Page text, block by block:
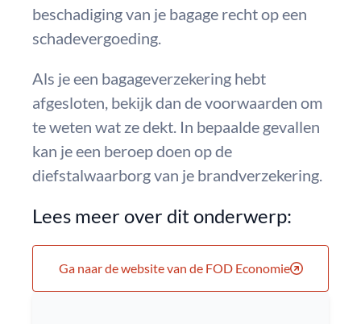
beschadiging van je bagage recht op een
schadevergoeding.
Als je een bagageverzekering hebt
afgesloten, bekijk dan de voorwaarden om
te weten wat ze dekt. In bepaalde gevallen
kan je een beroep doen op de
diefstalwaarborg van je brandverzekering.
Lees meer over dit onderwerp:
Ga naar de website van de FOD Economie